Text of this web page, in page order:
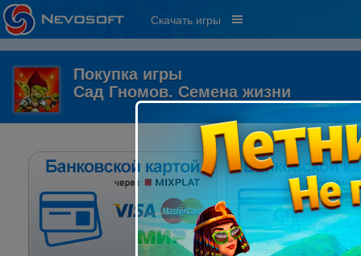
Скачать игры
Покупка игры
Сад Гномов. Семена жизни